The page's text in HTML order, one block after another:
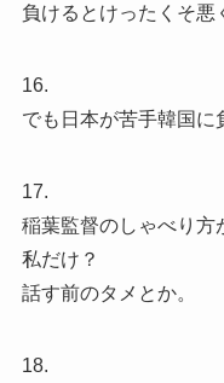
負けるとけったくそ悪
16.
でも日本が苦手韓国に
17.
稲葉監督のしゃべり方
私だけ？
話す前のタメとか。
18.